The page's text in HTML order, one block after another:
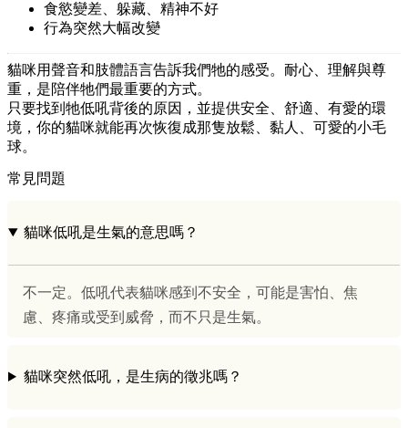
食慾變差、躲藏、精神不好
行為突然大幅改變
貓咪用聲音和肢體語言告訴我們牠的感受。耐心、理解與尊
重，是陪伴牠們最重要的方式。
只要找到牠低吼背後的原因，並提供安全、舒適、有愛的環
境，你的貓咪就能再次恢復成那隻放鬆、黏人、可愛的小毛
球。
常見問題
貓咪低吼是生氣的意思嗎？
不一定。低吼代表貓咪感到不安全，可能是害怕、焦
慮、疼痛或受到威脅，而不只是生氣。
貓咪突然低吼，是生病的徵兆嗎？